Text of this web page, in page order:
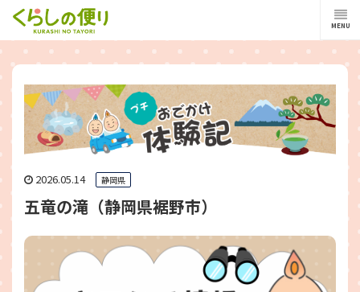
MENU
2026.05.14 静岡県
五竜の滝（静岡県裾野市）